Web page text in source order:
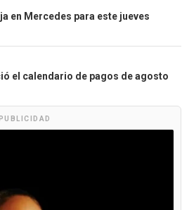
en Mercedes para este jueves
el calendario de pagos de agosto
PUBLICIDAD